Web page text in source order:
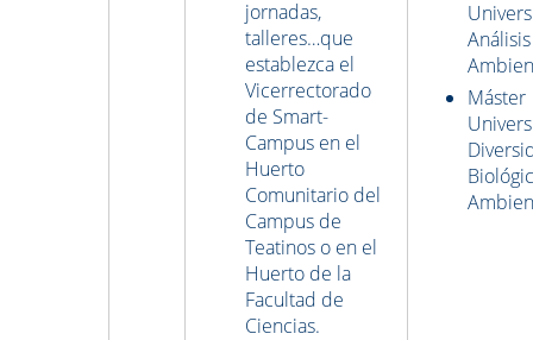
jornadas,
talleres…que
establezca el
Vicerrectorado
de Smart-
Campus en el
Huerto
Comunitario del
Campus de
Teatinos o en el
Huerto de la
Facultad de
Ciencias.
Máster